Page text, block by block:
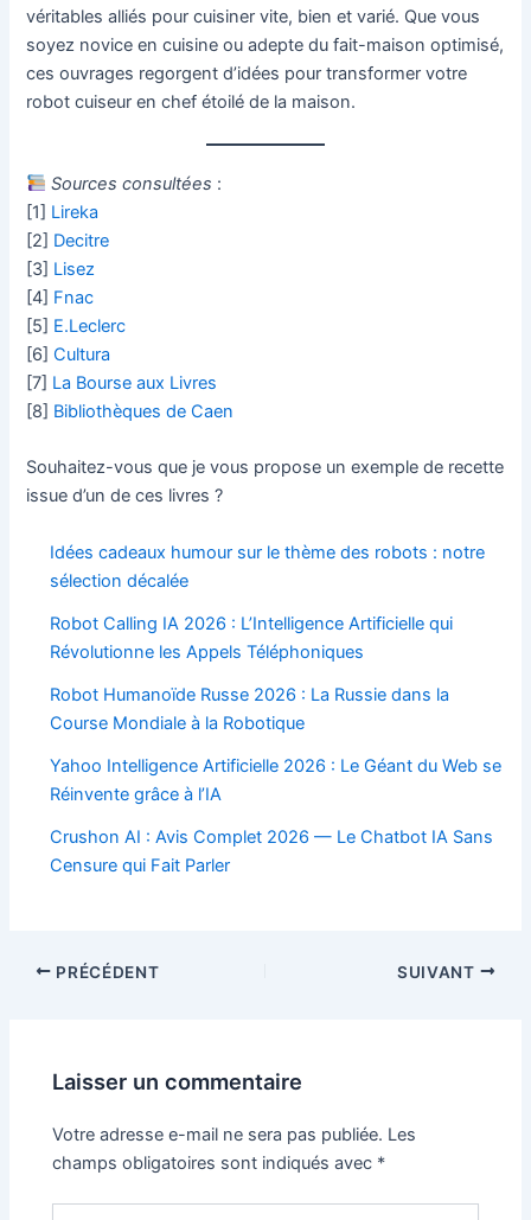
véritables alliés pour cuisiner vite, bien et varié. Que vous
soyez novice en cuisine ou adepte du fait-maison optimisé,
ces ouvrages regorgent d’idées pour transformer votre
robot cuiseur en chef étoilé de la maison.
Sources consultées :
[1] Lireka
[2] Decitre
[3] Lisez
[4] Fnac
[5] E.Leclerc
[6]Cultura
[7] La Bourse aux Livres
[8] Bibliothèques de Caen
Souhaitez-vous que je vous propose un exemple de recette
issue d’un de ces livres ?
Idées cadeaux humour sur le thème des robots : notre
sélection décalée
Robot Calling IA 2026 : L’Intelligence Artificielle qui
Révolutionne les Appels Téléphoniques
Robot Humanoïde Russe 2026 : La Russie dans la
Course Mondiale à la Robotique
Yahoo Intelligence Artificielle 2026 : Le Géant du Web se
Réinvente grâce à l’IA
Crushon AI : Avis Complet 2026 — Le Chatbot IA Sans
Censure qui Fait Parler
NavigationPRÉCÉDENT SUIVANT
Laisser un commentaire
Votre adresse e-mail ne sera pas publiée. Les
champs obligatoires sont indiqués avec *